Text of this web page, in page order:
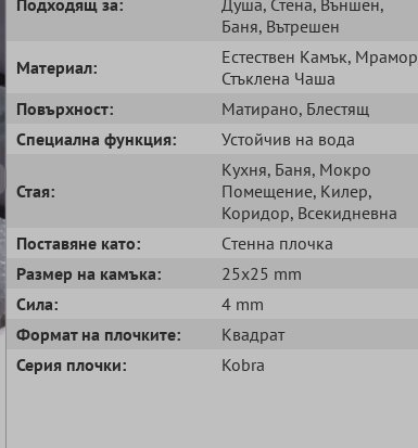
Баня, Вътрешен
Mатериал:
Естествен Kамък, Мрамор
Стъклена Чаша
Повърхност:
Матирано, Блестящ
Специална функция:
Устойчив на вода
Стая:
Кухня, Баня, Мокро
Помещение, Килер,
Коридор, Всекидневна
Поставяне като:
Cтенна плочка
Размер на камъка:
25x25 mm
Сила:
4 mm
Формат на плочките:
Квадрат
Серия плочки:
Kobra